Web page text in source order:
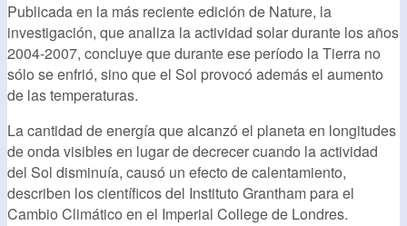
Publicada en la más reciente edición de Nature, la
investigación, que analiza la actividad solar durante los años
2004-2007, concluye que durante ese período la Tierra no
sólo se enfrió, sino que el Sol provocó además el aumento
de las temperaturas.
La cantidad de energía que alcanzó el planeta en longitudes
de onda visibles en lugar de decrecer cuando la actividad
del Sol disminuía, causó un efecto de calentamiento,
describen los científicos del Instituto Grantham para el
Cambio Climático en el Imperial College de Londres.